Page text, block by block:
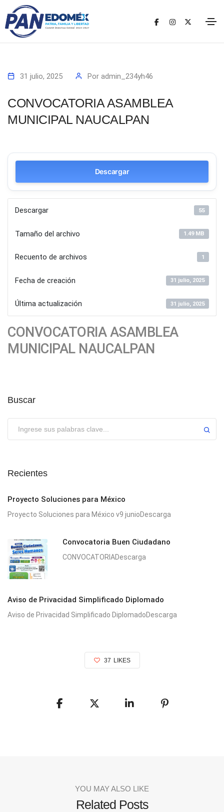
31 julio, 2025 Por admin_234yh46
CONVOCATORIA ASAMBLEA
MUNICIPAL NAUCALPAN
Descargar
Descargar 55
Tamaño del archivo 1.49 MB
Recuento de archivos 1
Fecha de creación 31 julio, 2025
Última actualización 31 julio, 2025
CONVOCATORIA ASAMBLEA
MUNICIPAL NAUCALPAN
Buscar
Recientes
Proyecto Soluciones para México
Proyecto Soluciones para México v9 junioDescarga
Convocatoria Buen Ciudadano
CONVOCATORIADescarga
Aviso de Privacidad Simplificado Diplomado
Aviso de Privacidad Simplificado DiplomadoDescarga
37 LIKES
YOU MAY ALSO LIKE
Related Posts